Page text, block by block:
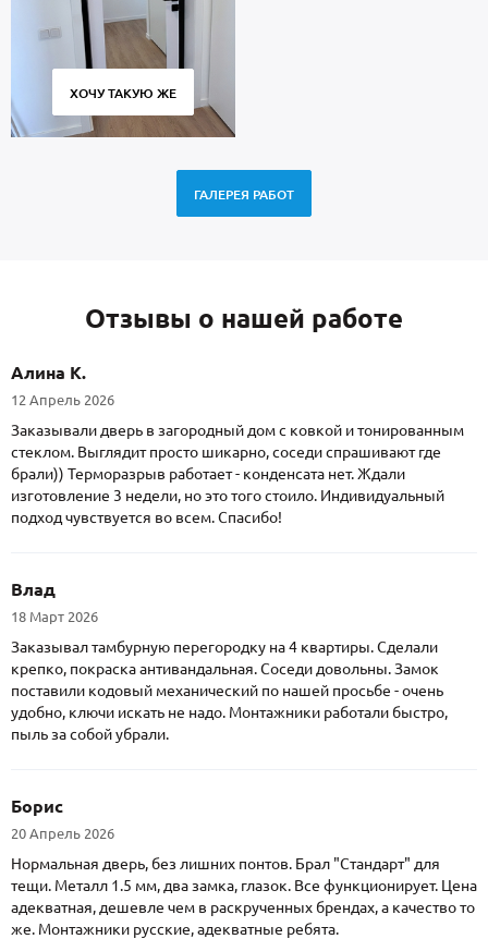
ХОЧУ ТАКУЮ ЖЕ
ГАЛЕРЕЯ РАБОТ
Отзывы о нашей работе
Алина К.
12 Апрель 2026
Заказывали дверь в загородный дом с ковкой и тонированным
стеклом. Выглядит просто шикарно, соседи спрашивают где
брали)) Терморазрыв работает - конденсата нет. Ждали
изготовление 3 недели, но это того стоило. Индивидуальный
подход чувствуется во всем. Спасибо!
Влад
18 Март 2026
Заказывал тамбурную перегородку на 4 квартиры. Сделали
крепко, покраска антивандальная. Соседи довольны. Замок
поставили кодовый механический по нашей просьбе - очень
удобно, ключи искать не надо. Монтажники работали быстро,
пыль за собой убрали.
Борис
20 Апрель 2026
Нормальная дверь, без лишних понтов. Брал "Стандарт" для
тещи. Металл 1.5 мм, два замка, глазок. Все функционирует. Цена
адекватная, дешевле чем в раскрученных брендах, а качество то
же. Монтажники русские, адекватные ребята.